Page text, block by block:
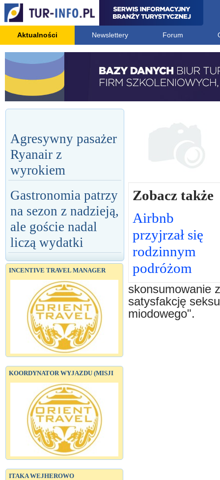
Aktualności Newslettery Forum
Agresywny pasażer
Ryanair z
wyrokiem
Gastronomia patrzy
na sezon z nadzieją,
ale goście nadal
liczą wydatki
INCENTIVE TRAVEL MANAGER
KOORDYNATOR WYJAZDU (MISJI
ITAKA WEJHEROWO
Zobacz także
Airbnb
przyjrzał się
rodzinnym
podróżom
skonsumowanie
satysfakcję
miodowego".